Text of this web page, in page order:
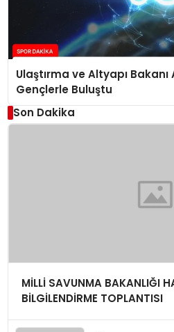
Ulaştırma ve Altyapı
Gençlerle Buluştu
Son Dakika
MİLLİ SAVUNMA BAKANLIĞI
BİLGİLENDİRME TOPLANTISI